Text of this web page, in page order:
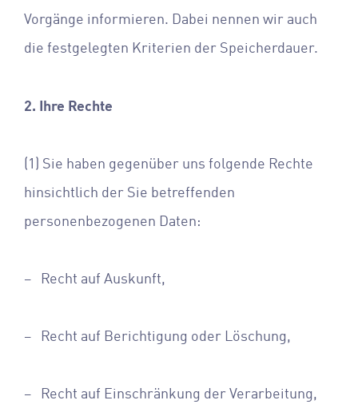
Vorgänge informieren. Dabei nennen wir auch
die festgelegten Kriterien der Speicherdauer.
2. Ihre Rechte
(1) Sie haben gegenüber uns folgende Rechte
hinsichtlich der Sie betreffenden
personenbezogenen Daten:
– Recht auf Auskunft,
– Recht auf Berichtigung oder Löschung,
– Recht auf Einschränkung der Verarbeitung,